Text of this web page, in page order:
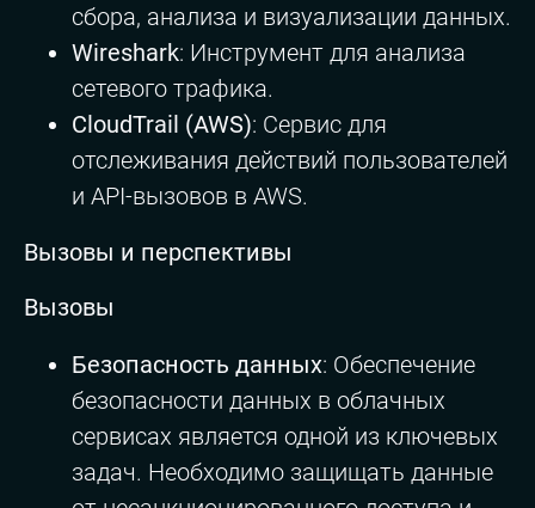
сбора, анализа и визуализации данных.
Wireshark: Инструмент для анализа
сетевого трафика.
CloudTrail (AWS): Сервис для
отслеживания действий пользователей
и API-вызовов в AWS.
Вызовы и перспективы
Вызовы
Безопасность данных: Обеспечение
безопасности данных в облачных
сервисах является одной из ключевых
задач. Необходимо защищать данные